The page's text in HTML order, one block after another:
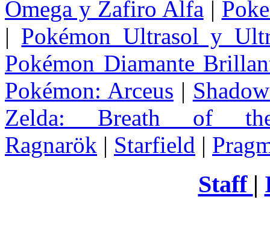
Omega y Zafiro Alfa |
| Pokémon Ultrasol y
Pokémon Diamante
Pokémon: Arceus |
Zelda: Breath of
Ragnarök | Starfield |
Staff |